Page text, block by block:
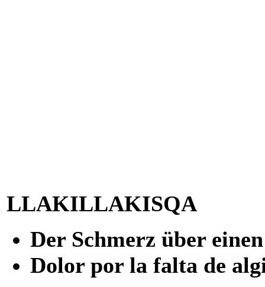
LLAKILLAKISQA
Der Schmerz über
Dolor por la falta de